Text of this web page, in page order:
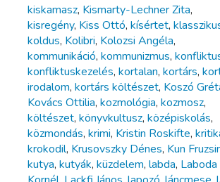
kiskamasz, Kismarty-Lechner Zita,
kisregény, Kiss Ottó, kísértet,
koldus, Kolibri, Kolozsi Angéla,
kommunikáció, kommunizmus,
konfliktuskezelés, kortalan, kortárs,
irodalom, kortárs költészet, Koszó
Kovács Ottilia, kozmológia, kozmosz,
költészet, könyvkultusz, középiskolás,
közmondás, krimi, Kristin Roskifte,
krokodil, Krusovszky Dénes, Kun
kutya, kutyák, küzdelem, labda, Laboda